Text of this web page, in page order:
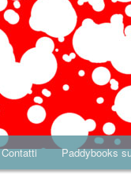
Contatti Paddybooks